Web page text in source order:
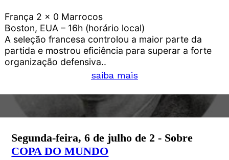
França 2 x 0 Marrocos
Boston, EUA – 16h (horário local)
A seleção francesa controlou a maior parte da
partida e mostrou eficiência para superar a forte
organização defensiva..
saiba mais
Segunda-feira, 6 de julho de 2 - Sobre
COPA DO MUNDO